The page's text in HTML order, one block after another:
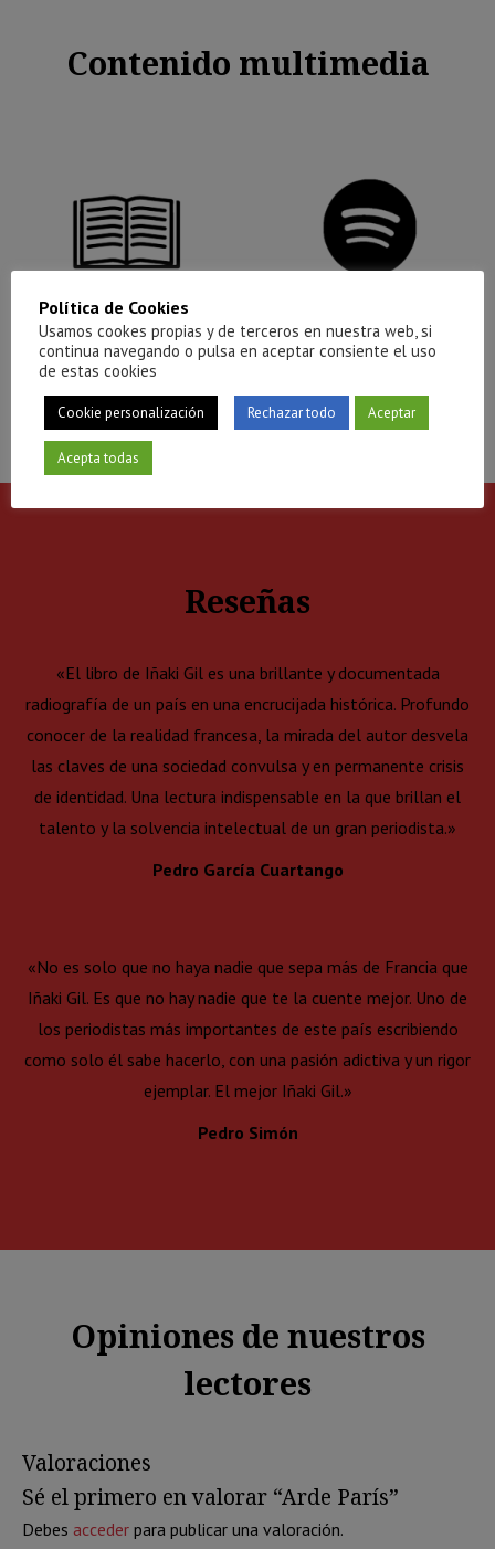
Contenido multimedia
Reseñas
«El libro de Iñaki Gil es una brillante y documentada
radiografía de un país en una encrucijada histórica. Profundo
conocer de la realidad francesa, la mirada del autor desvela
las claves de una sociedad convulsa y en permanente crisis
de identidad. Una lectura indispensable en la que brillan el
talento y la solvencia intelectual de un gran periodista.»
Pedro García Cuartango
«No es solo que no haya nadie que sepa más de Francia que
Iñaki Gil. Es que no hay nadie que te la cuente mejor. Uno de
los periodistas más importantes de este país escribiendo
como solo él sabe hacerlo, con una pasión adictiva y un rigor
ejemplar. El mejor Iñaki Gil.»
Pedro Simón
Opiniones de nuestros
lectores
Valoraciones
Sé el primero en valorar “Arde París”
Debes acceder para publicar una valoración.
Política de Cookies
Usamos cookes propias y de terceros en nuestra web, si
continua navegando o pulsa en aceptar consiente el uso
de estas cookies
Cookie personalización Rechazar todo Aceptar
Acepta todas